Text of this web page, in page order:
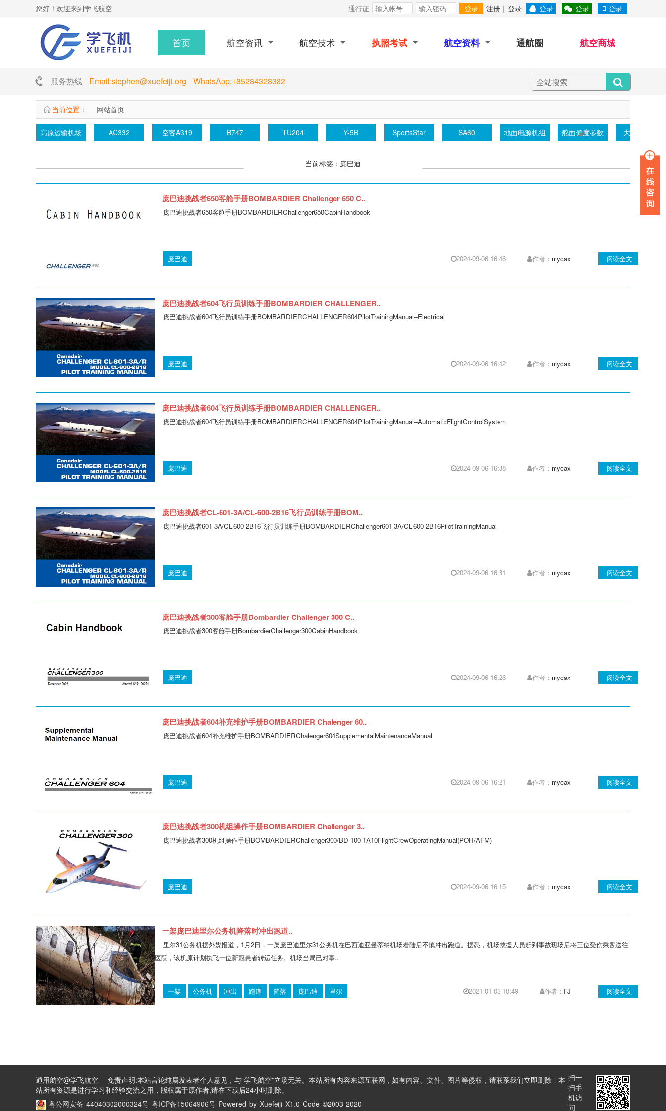
您好！欢迎来到学飞航空 通行证 登录 注册 | 登录 登录 登录 登录
首页 航空资讯 航空技术 执照考试 航空资料 通航圈 航空商城
服务热线 Email:stephen@xuefeiji.org WhatsApp:+85284328382
当前位置： 网站首页
高原运输机场 AC332 空客A319 B747 TU204 Y-5B SportsStar SA60 地面电源机组 舵面偏度参数 大气透射仪
当前标签：庞巴迪
庞巴迪挑战者650客舱手册BOMBARDIER Challenger 650 C..
庞巴迪挑战者650客舱手册BOMBARDIERChallenger650CabinHandbook
庞巴迪 2024-09-06 16:46 作者： mycax 阅读全文
庞巴迪挑战者604飞行员训练手册BOMBARDIER CHALLENGER..
庞巴迪挑战者604飞行员训练手册BOMBARDIERCHALLENGER604PilotTrainingManual--Electrical
庞巴迪 2024-09-06 16:42 作者： mycax 阅读全文
庞巴迪挑战者604飞行员训练手册BOMBARDIER CHALLENGER..
庞巴迪挑战者604飞行员训练手册BOMBARDIERCHALLENGER604PilotTrainingManual--AutomaticFlightControlSystem
庞巴迪 2024-09-06 16:38 作者： mycax 阅读全文
庞巴迪挑战者CL-601-3A/CL-600-2B16飞行员训练手册BOM..
庞巴迪挑战者601-3A/CL-600-2B16飞行员训练手册BOMBARDIERChallenger601-3A/CL-600-2B16PilotTrainingManual
庞巴迪 2024-09-06 16:31 作者： mycax 阅读全文
庞巴迪挑战者300客舱手册Bombardier Challenger 300 C..
庞巴迪挑战者300客舱手册BombardierChallenger300CabinHandbook
庞巴迪 2024-09-06 16:26 作者： mycax 阅读全文
庞巴迪挑战者604补充维护手册BOMBARDIER Chalenger 60..
庞巴迪挑战者604补充维护手册BOMBARDIERChalenger604SupplementalMaintenanceManual
庞巴迪 2024-09-06 16:21 作者： mycax 阅读全文
庞巴迪挑战者300机组操作手册BOMBARDIER Challenger 3..
庞巴迪挑战者300机组操作手册BOMBARDIERChallenger300/BD-100-1A10FlightCrewOperatingManual(POH/AFM)
庞巴迪 2024-09-06 16:15 作者： mycax 阅读全文
一架庞巴迪里尔公务机降落时冲出跑道..
里尔31公务机据外媒报道，1月2日，一架庞巴迪里尔31公务机在巴西迪亚曼蒂纳机场着陆后不慎冲出跑道。据悉，机场救援人员赶到事故现场后将三位受伤乘客送往
医院，该机原计划执飞一位新冠患者转运任务。机场当局已对事..
一架 公务机 冲出 跑道 降落 庞巴迪 里尔 2021-01-03 10:49 作者： FJ 阅读全文
通用航空@学飞航空 免责声明:本站言论纯属发表者个人意见，与“学飞航空”立场无关。本站所有内容来源互联网，如有内容、文件、图片等侵权，请联系我们立即删除！本
站所有资源是进行学习和经验交流之用，版权属于原作者,请在下载后24小时删除。
粤公网安备 44040302000324号 粤ICP备15064906号 Powered by Xuefeiji X1.0 Code ©2003-2020
扫一
扫手
机访
问